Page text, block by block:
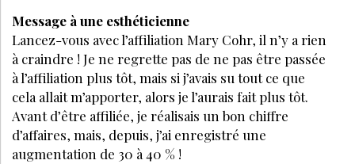
Message à une esthéticienne
Lancez-vous avec l’affiliation Mary Cohr, il n’y a rien
à craindre ! Je ne regrette pas de ne pas être passée
à l’affiliation plus tôt, mais si j’avais su tout ce que
cela allait m’apporter, alors je l’aurais fait plus tôt.
Avant d’être affiliée, je réalisais un bon chiffre
d’affaires, mais, depuis, j’ai enregistré une
augmentation de 30 à 40 % !